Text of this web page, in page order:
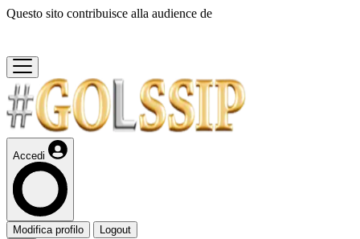
Questo sito contribuisce alla audience de
Accedi
Modifica profilo Logout